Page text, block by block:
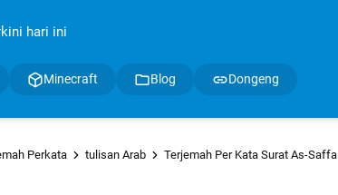
hari ini
Minecraft Blog Dongeng
Perkata tulisan Arab Terjemah Per Kata Surat As-Saffat Ayat 22-74